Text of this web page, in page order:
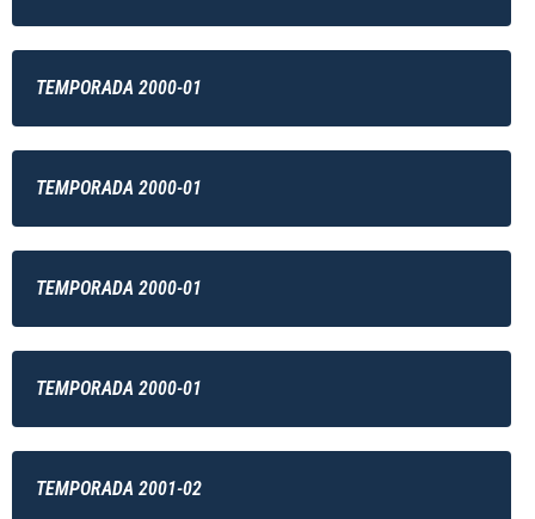
TEMPORADA 2000-01
TEMPORADA 2000-01
TEMPORADA 2000-01
TEMPORADA 2000-01
TEMPORADA 2001-02